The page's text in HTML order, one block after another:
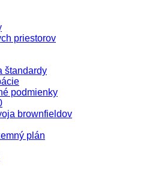
priestorov
štandardy
podmienky
brownfieldov
plán